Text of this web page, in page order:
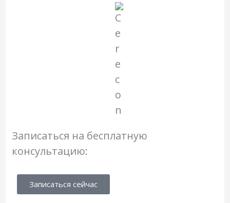
Записаться на бесплатную
консультацию:
Записаться сейчас